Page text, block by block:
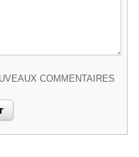
COMMENTAIRES